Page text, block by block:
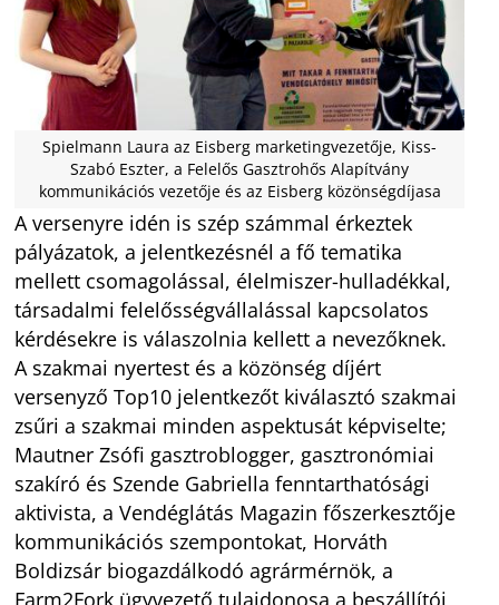
Spielmann Laura az Eisberg marketingvezetője, Kiss-
Szabó Eszter, a Felelős Gasztrohős Alapítvány
kommunikációs vezetője és az Eisberg közönségdíjasa
A versenyre idén is szép számmal érkeztek
pályázatok, a jelentkezésnél a fő tematika
mellett csomagolással, élelmiszer-hulladékkal,
társadalmi felelősségvállalással kapcsolatos
kérdésekre is válaszolnia kellett a nevezőknek.
A szakmai nyertest és a közönség díjért
versenyző Top10 jelentkezőt kiválasztó szakmai
zsűri a szakmai minden aspektusát képviselte;
Mautner Zsófi gasztroblogger, gasztronómiai
szakíró és Szende Gabriella fenntarthatósági
aktivista, a Vendéglátás Magazin főszerkesztője
kommunikációs szempontokat, Horváth
Boldizsár biogazdálkodó agrármérnök, a
Farm2Fork ügyvezető tulajdonosa a beszállítói